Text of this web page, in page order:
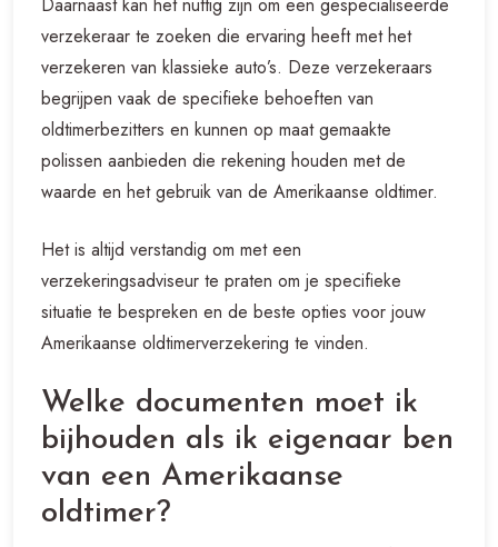
verzekeraar te zoeken die ervaring heeft met het
verzekeren van klassieke auto’s. Deze verzekeraars
begrijpen vaak de specifieke behoeften van
oldtimerbezitters en kunnen op maat gemaakte
polissen aanbieden die rekening houden met de
waarde en het gebruik van de Amerikaanse oldtimer.
Het is altijd verstandig om met een
verzekeringsadviseur te praten om je specifieke
situatie te bespreken en de beste opties voor jouw
Amerikaanse oldtimerverzekering te vinden.
Welke documenten moet ik
bijhouden als ik eigenaar ben
van een Amerikaanse
oldtimer?